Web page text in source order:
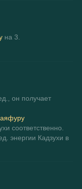
на 3.
он получает
соответственно.
энергии Кадзухи в